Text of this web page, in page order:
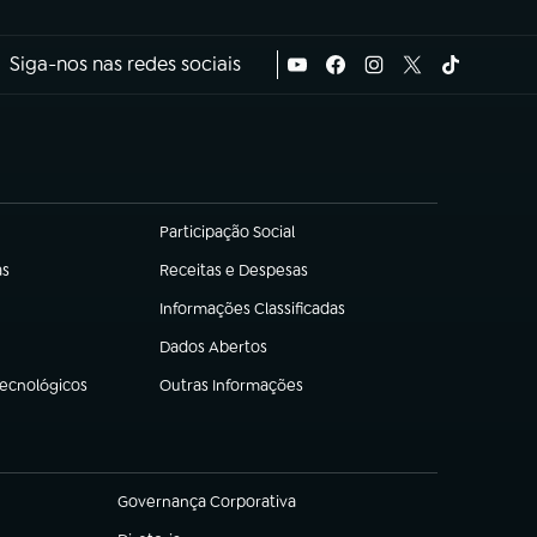
Siga-nos nas redes sociais
Participação Social
(abre em nova aba)
Receitas e Despesas
(abre em nova aba)
Informações Classificadas
(abre em nova aba)
Dados Abertos
(abre em nova aba)
Outras Informações
(abre em nova aba)
Governança Corporativa
(abre em nova aba)